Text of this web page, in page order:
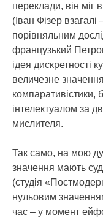
переклади, він міг
(Іван Фізер взагалі
порівняльним
французький
ідея дискретності
величезне
компаративістики,
інтелектуалом за
мислителя.
Так само, на мою
значення мають
(студія
нульовим
час – у момент